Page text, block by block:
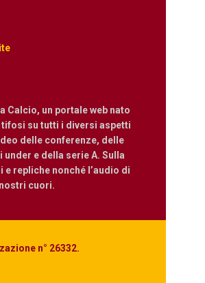
Calcio, un portale web nato
su tutti i diversi aspetti
delle conferenze, delle
e della serie A. Sulla
repliche nonché l’audio di
cuori.
n° 26332.